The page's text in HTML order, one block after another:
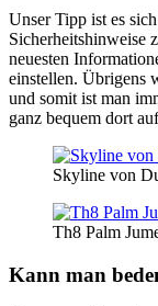
Unser Tipp ist es
Sicherheitshinweise
neuesten
einstellen. Übrigens
und somit ist man
ganz bequem dort
Skyline von
Th8 Palm
Kann man